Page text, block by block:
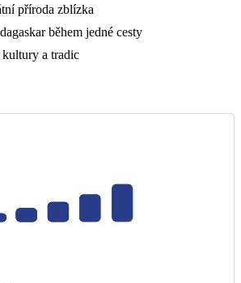
příroda zblízka
během jedné cesty
a tradic